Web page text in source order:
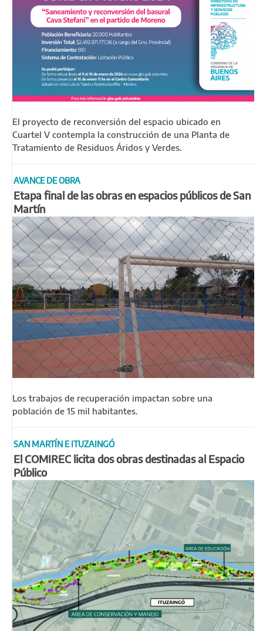
El proyecto de reconversión del espacio ubicado en
Cuartel V contempla la construcción de una Planta de
Tratamiento de Residuos Áridos y Verdes.
AVANCE DE OBRA
Etapa final de las obras en espacios públicos de San
Martín
Los trabajos de recuperación impactan sobre una
población de 15 mil habitantes.
SAN MARTÍN E ITUZAINGÓ
El COMIREC licita dos obras destinadas al Espacio
Público